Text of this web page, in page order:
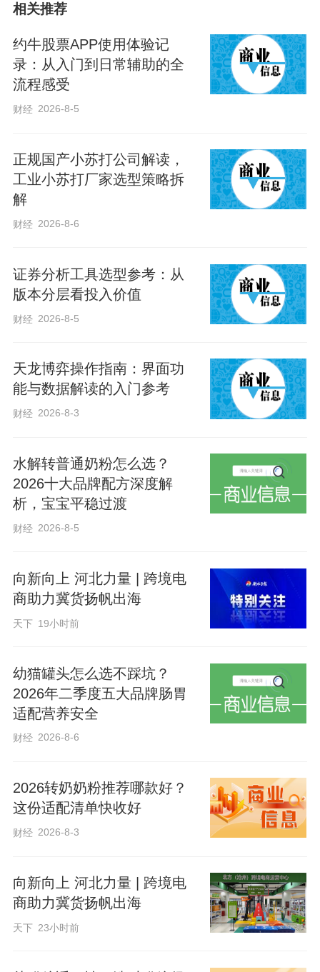
主料，辅以碎牛肉或香精调味的方式生产
假牛排，以降低成本。
从事牛肉加工生意的廖先生告诉记者，原
切牛排不经过任何加工处理，即便产品仅
调理牛排“学问就大了”。从供应商角度来
看，调理牛排中最好的是静腌牛排，肉系
整块切割，仅加了少量盐、水或其他成
分，配料简单。其次是整切牛排，肉是整
感更嫩，成本相对较低。再往下是“拼接牛
排”，有些是用碎牛肉结合食品添加剂“拼
接”，最差的是用鸡肉、猪肉等其他肉类拼
减少。
切牛排边角料，批发价合37元-46元，而商
超销售的一款冰鲜澳洲和牛M5菲力牛排，
200g售价就达到149.9元。一卖家称，其边
角料大部分为澳洲安格斯谷饲眼肉原料切
装，性价比高，适合煎牛排、烤肉，西餐
厅、家用炒菜，一件代发、餐厅商用可单
独联系。”
另有商家在网上销售一款黑椒牛排，10片
（每片100g）售价仅为63.9元。而据农业
农村部11月14日公布的“农产品批发价格
200指数”，牛肉批发价格达到77.83元/公
为“拼接牛排”，所以售价便宜，原切牛排一
片拿货价要在8元以上，店里还销售经过腌
制的整切牛排，售价介于“拼接牛排”、原切
对于如何区分“拼接牛排”，廖先生坦言，从
产品配料表无法准确判断，“调理牛排中经
相关推荐
约牛股票APP使用体验记
录：从入门到日常辅助的全
流程感受
财经 2026-8-5
正规国产小苏打公司解读，
工业小苏打厂家选型策略拆
解
财经 2026-8-6
证券分析工具选型参考：从
版本分层看投入价值
财经 2026-8-5
天龙博弈操作指南：界面功
能与数据解读的入门参考
财经 2026-8-3
水解转普通奶粉怎么选？
2026十大品牌配方深度解
析，宝宝平稳过渡
财经 2026-8-5
向新向上 河北力量 | 跨境电
商助力冀货扬帆出海
天下 19小时前
幼猫罐头怎么选不踩坑？
2026年二季度五大品牌肠胃
适配营养安全
财经 2026-8-6
2026转奶奶粉推荐哪款好？
这份适配清单快收好
财经 2026-8-3
向新向上 河北力量 | 跨境电
商助力冀货扬帆出海
天下 23小时前